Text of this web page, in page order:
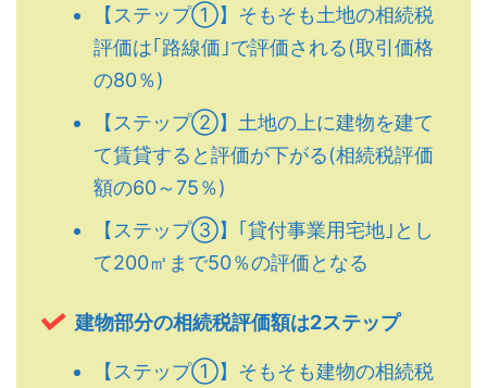
【ステップ①】そもそも土地の相続税
評価は｢路線価｣で評価される(取引価格
の80％)
【ステップ②】土地の上に建物を建て
て賃貸すると評価が下がる(相続税評価
額の60～75％)
【ステップ③】｢貸付事業用宅地｣とし
て200㎡まで50％の評価となる
建物部分の相続税評価額は2ステップ
【ステップ①】そもそも建物の相続税